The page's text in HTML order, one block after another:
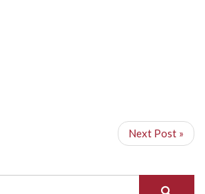
Next Post »